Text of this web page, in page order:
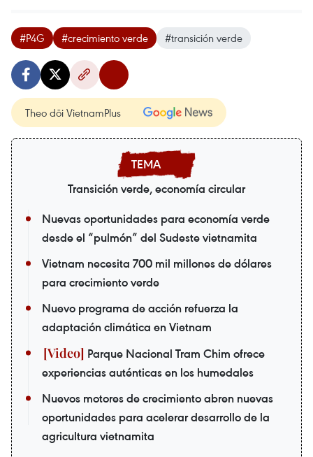
#P4G #crecimiento verde #transición verde
Theo dõi VietnamPlus
Transición verde, economía circular
Nuevas oportunidades para economía verde
desde el “pulmón” del Sudeste vietnamita
Vietnam necesita 700 mil millones de dólares
para crecimiento verde
Nuevo programa de acción refuerza la
adaptación climática en Vietnam
Parque Nacional Tram Chim ofrece
experiencias auténticas en los humedales
Nuevos motores de crecimiento abren nuevas
oportunidades para acelerar desarrollo de la
agricultura vietnamita